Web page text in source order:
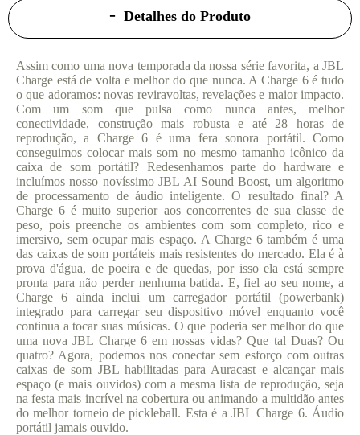
Detalhes do Produto
Assim como uma nova temporada da nossa série favorita, a JBL
Charge está de volta e melhor do que nunca. A Charge 6 é tudo
o que adoramos: novas reviravoltas, revelações e maior impacto.
Com um som que pulsa como nunca antes, melhor
conectividade, construção mais robusta e até 28 horas de
reprodução, a Charge 6 é uma fera sonora portátil. Como
conseguimos colocar mais som no mesmo tamanho icônico da
caixa de som portátil? Redesenhamos parte do hardware e
incluímos nosso novíssimo JBL AI Sound Boost, um algoritmo
de processamento de áudio inteligente. O resultado final? A
Charge 6 é muito superior aos concorrentes de sua classe de
peso, pois preenche os ambientes com som completo, rico e
imersivo, sem ocupar mais espaço. A Charge 6 também é uma
das caixas de som portáteis mais resistentes do mercado. Ela é à
prova d'água, de poeira e de quedas, por isso ela está sempre
pronta para não perder nenhuma batida. E, fiel ao seu nome, a
Charge 6 ainda inclui um carregador portátil (powerbank)
integrado para carregar seu dispositivo móvel enquanto você
continua a tocar suas músicas. O que poderia ser melhor do que
uma nova JBL Charge 6 em nossas vidas? Que tal Duas? Ou
quatro? Agora, podemos nos conectar sem esforço com outras
caixas de som JBL habilitadas para Auracast e alcançar mais
espaço (e mais ouvidos) com a mesma lista de reprodução, seja
na festa mais incrível na cobertura ou animando a multidão antes
do melhor torneio de pickleball. Esta é a JBL Charge 6. Áudio
portátil jamais ouvido.